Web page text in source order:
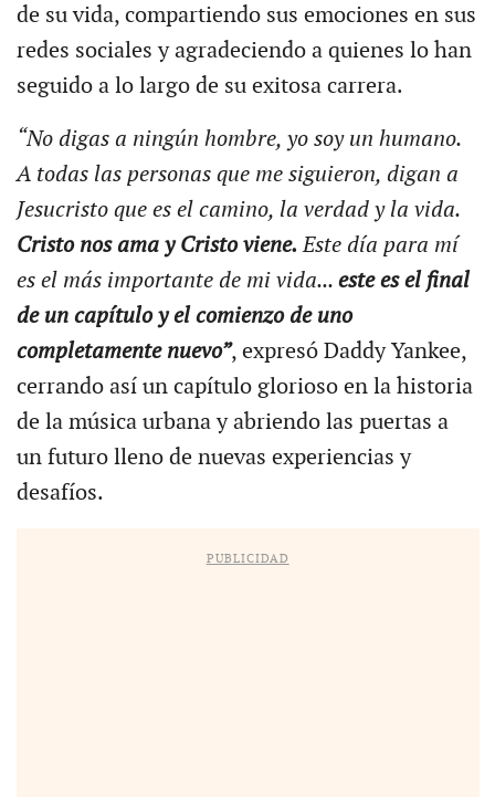
de su vida, compartiendo sus emociones en sus
redes sociales y agradeciendo a quienes lo han
seguido a lo largo de su exitosa carrera.
“No digas a ningún hombre, yo soy un humano.
A todas las personas que me siguieron, digan a
Jesucristo que es el camino, la verdad y la vida.
Cristo nos ama y Cristo viene. Este día para mí
es el más importante de mi vida... este es el final
de un capítulo y el comienzo de uno
completamente nuevo”, expresó Daddy Yankee,
cerrando así un capítulo glorioso en la historia
de la música urbana y abriendo las puertas a
un futuro lleno de nuevas experiencias y
desafíos.
PUBLICIDAD